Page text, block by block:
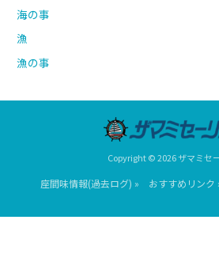
海の事
漁
漁の事
Copyright © 2026 ザマミセ
座間味情報(過去ログ) » おすすめリンク